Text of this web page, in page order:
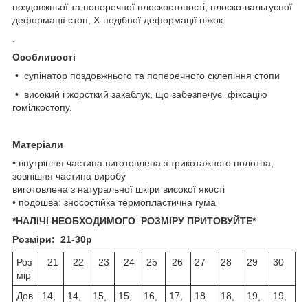
поздовжньої та поперечної плоскостопості, плоско-вальгусної
деформації стоп, Х-подібної деформації ніжок.
Особливості
• супінатор поздовжнього та поперечного склепіння стопи
• високий і жорсткий закаблук, що забезпечує фіксацію
гомілкостопу.
Матеріали
• внутрішня частина виготовлена з трикотажного полотна,
зовнішня частина виробу
виготовлена з натуральної шкіри високої якості
• подошва: зносостійка термопластична гума
*НАЛІЧІ НЕОБХОДИМОГО РОЗМІРУ ПРИТОВУЙТЕ*
Розміри: 21-30р
Роз
мір
21 22 23 24 25 26 27 28 29 30
Дов
14,
14,
15,
15,
16,
17,
18
18,
19,
19,